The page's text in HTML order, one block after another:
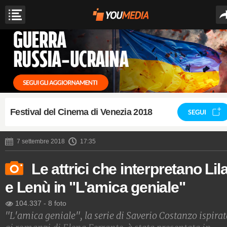
Festival del Cinema di Venezia 2018 SEGUI
7 settembre 2018 17:35
Le attrici che interpretano
e Lenù in "L'amica geniale"
104.337 - 8 foto
"L'amica geniale", la serie di Saverio Costanzo